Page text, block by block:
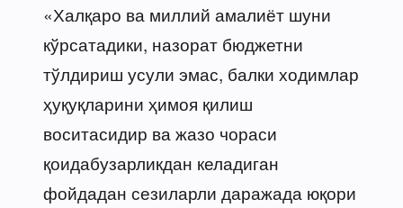
«Халқаро ва миллий амалиёт шуни
кўрсатадики, назорат бюджетни
тўлдириш усули эмас, балки ходимлар
ҳуқуқларини ҳимоя қилиш
воситасидир ва жазо чораси
қоидабузарликдан келадиган
фойдадан сезиларли даражада юқори